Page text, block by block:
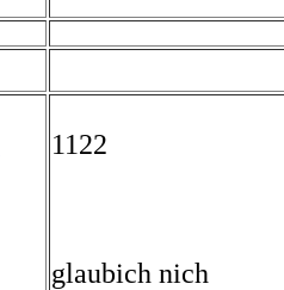
1122
glaubich nich